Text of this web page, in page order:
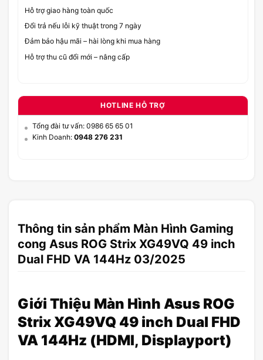
Hỗ trợ giao hàng toàn quốc
Đổi trả nếu lỗi kỹ thuật trong 7 ngày
Đảm bảo hậu mãi – hài lòng khi mua hàng
Hỗ trợ thu cũ đổi mới – nâng cấp
HOTLINE HỖ TRỢ
Tổng đài tư vấn: 0986 65 65 01
Kinh Doanh: 0948 276 231
Thông tin sản phẩm Màn Hình Gaming
cong Asus ROG Strix XG49VQ 49 inch
Dual FHD VA 144Hz 03/2025
Giới Thiệu Màn Hình Asus ROG
Strix XG49VQ 49 inch Dual FHD
VA 144Hz (HDMI, Displayport)